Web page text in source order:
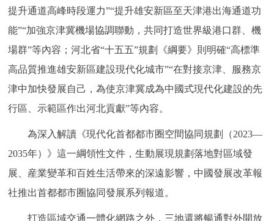
提升通道高峰時段運力”“提升雄安新區至天津港出海通道功
能”“加強京津冀機場協調聯動，共同打造世界級港口群、機
場群”等內容；河北省“十五五”規劃《綱要》則明確“高標準
高品質推進雄安新區建設現代化城市”“在對接京津、服務京
津中加快發展自己，為使京津冀成為中國式現代化建設的先
行區、示範區作出河北貢獻”等內容。
為深入解讀《現代化首都都市圈空間協同規劃（2023—
2035年）》這一綱領性文件，生動展現規劃落地對區域發
展、産業變革和百姓生活帶來的深遠影響，中國發展改革報
社推出首都都市圈協同發展系列報道。
打造區域交通一體化網路之外，三地還將暢通對外開放